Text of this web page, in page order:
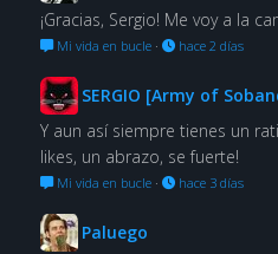
¡Gracias, Sergio! Me voy a la
Mi vida en bucle· hace 2 días
SERGIO [Army of
Y aun así siempre tienes un
likes, un abrazo, se fuerte!
Mi vida en bucle· hace 3 días
Paluego